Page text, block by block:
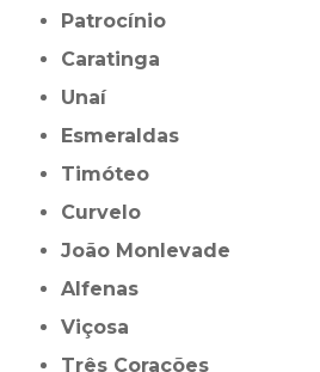
Patrocínio
Caratinga
Unaí
Esmeraldas
Timóteo
Curvelo
João Monlevade
Alfenas
Viçosa
Três Corações